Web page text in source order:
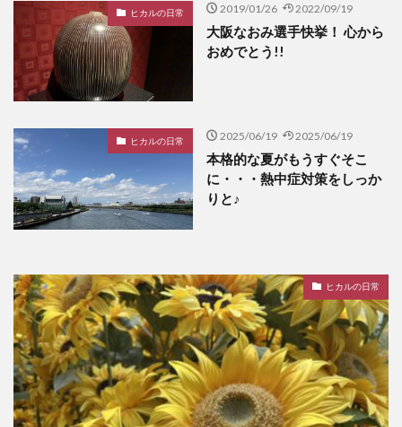
ヒカルの日常 2019/01/26 2022/09/19
大阪なおみ選手快挙！ 心から
おめでとう!!
ヒカルの日常 2025/06/19 2025/06/19
本格的な夏がもうすぐそこ
に・・・熱中症対策をしっか
りと♪
ヒカルの日常